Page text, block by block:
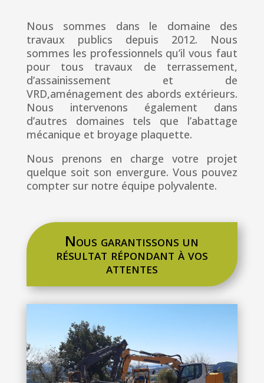
Nous sommes dans le domaine des
travaux publics depuis 2012. Nous
sommes les professionnels qu’il vous faut
pour tous travaux de terrassement,
d’assainissement et de
VRD,aménagement des abords extérieurs.
Nous intervenons également dans
d’autres domaines tels que l’abattage
mécanique et broyage plaquette.
Nous prenons en charge votre projet
quelque soit son envergure. Vous pouvez
compter sur notre équipe polyvalente.
Nous garantissons un
résultat répondant à vos
attentes